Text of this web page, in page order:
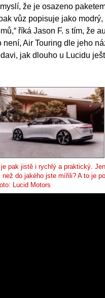
že je osazeno
vůz popisuje jako
říká Jason F. s tím, že
Air Touring dle jeho
jak dlouho u Lucidu
je pak jistě i rychlý a praktický.
do jakého jste mířili? A to je
Lucid Motors